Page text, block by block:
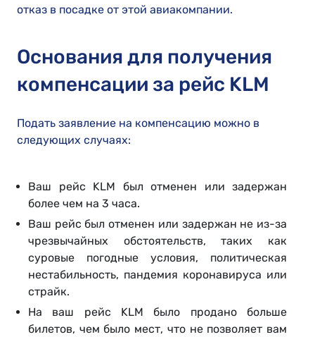
отказ в посадке от этой авиакомпании.
Основания для получения
компенсации за рейс KLM
Подать заявление на компенсацию можно в
следующих случаях:
Ваш рейс KLM был отменен или задержан
более чем на 3 часа.
Ваш рейс был отменен или задержан не из-за
чрезвычайных обстоятельств, таких как
суровые погодные условия, политическая
нестабильность, пандемия коронавируса или
страйк.
На ваш рейс KLM было продано больше
билетов, чем было мест, что не позволяет вам